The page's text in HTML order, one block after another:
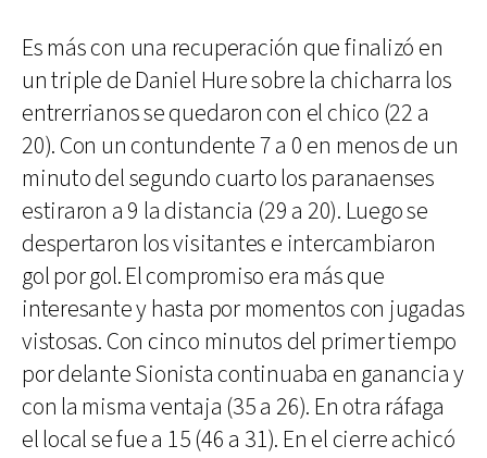
Es más con una recuperación que finalizó en
un triple de Daniel Hure sobre la chicharra los
entrerrianos se quedaron con el chico (22 a
20). Con un contundente 7 a 0 en menos de un
minuto del segundo cuarto los paranaenses
estiraron a 9 la distancia (29 a 20). Luego se
despertaron los visitantes e intercambiaron
gol por gol. El compromiso era más que
interesante y hasta por momentos con jugadas
vistosas. Con cinco minutos del primer tiempo
por delante Sionista continuaba en ganancia y
con la misma ventaja (35 a 26). En otra ráfaga
el local se fue a 15 (46 a 31). En el cierre achicó